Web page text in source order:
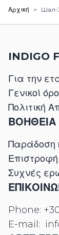
Αρχική > Шал-
INDIGO
Για την
Γενικοί
Πολιτική
ΒΟΗΘΕΙΑ
Παράδοση
Συχνές
Phone:
E-mail: